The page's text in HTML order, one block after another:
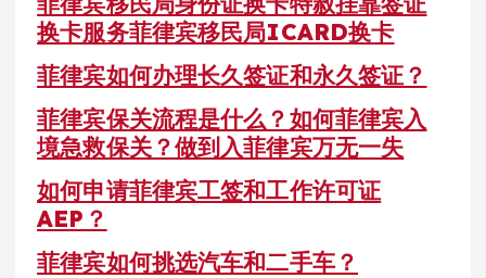
换卡服务菲律宾移民局ICARD换卡
菲律宾如何办理长久签证和永久签证？
菲律宾保关流程是什么？如何菲律宾入
境急救保关？做到入菲律宾万无一失
如何申请菲律宾工签和工作许可证
AEP？
菲律宾如何挑选汽车和二手车？